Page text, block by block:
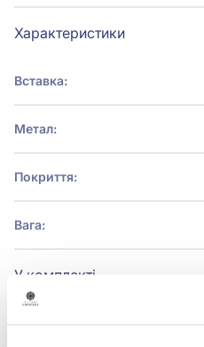
Характеристики
Вставка:
Метал:
Покриття:
Вага:
У комплекті
РОЗЕТКА ЗІ СРІБЛА